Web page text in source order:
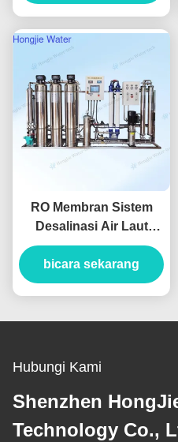
RO Membran Sistem
Desalinasi Air Laut
Kinerja Tinggi yang
Dapat Dikustomisasi
bicara sekarang
Hubungi Kami
Shenzhen
Technology Co.,